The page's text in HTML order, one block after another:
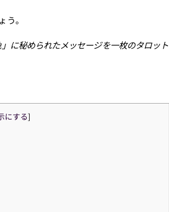
。
に秘められたメッセージを一枚のタロット
にする]